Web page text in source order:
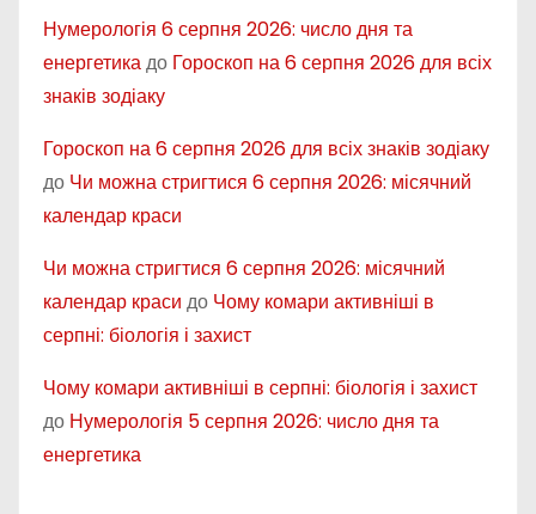
Нумерологія 6 серпня 2026: число дня та
енергетикадо Гороскоп на 6 серпня 2026 для всіх
знаків зодіаку
Гороскоп на 6 серпня 2026 для всіх знаків зодіаку
до Чи можна стригтися 6 серпня 2026: місячний
календар краси
Чи можна стригтися 6 серпня 2026: місячний
календар краси до Чому комари активніші в
серпні: біологія і захист
Чому комари активніші в серпні: біологія і захист
до Нумерологія 5 серпня 2026: число дня та
енергетика